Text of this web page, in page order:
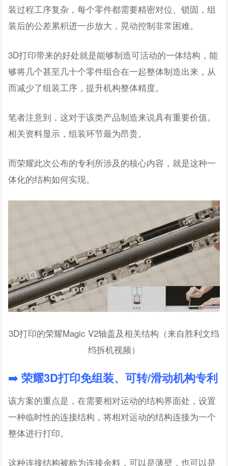
装过程工序复杂，每个零件都需要精密对位、锁固，组
装后的公差累积进一步放大，晃动控制非常困难。
3D打印带来的好处就是能够制造可活动的一体结构，能
够将几个甚至几十个零件组合在一起整体制造出来，从
而减少了组装工序，提升机构整体精度。
笔者注意到，这对于该类产品制造来说具有重要价值。
相关资料显示，组装环节最为昂贵。
而荣耀此次公布的专利所涉及的核心内容，就是这种一
体化的结构如何实现。
3D打印的荣耀Magic V2轴盖及相关结构（来自胜利文绉
绉拆机视频）
➡️荣耀3D打印免组装、可转/滑动机构专利
该方案的重点是，在需要相对运动的结构界面处，设置
一种临时性的连接结构，将相对运动的结构连接为一个
整体进行打印。
这种连接结构被称为连接余料，可以是薄壁，也可以是